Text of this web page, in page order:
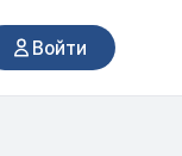
Войти